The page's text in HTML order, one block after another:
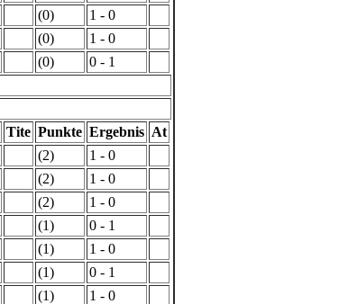
(0)
1 - 0
(0)
1 - 0
(0) 0 - 1
Tite Punkte Ergebnis At
(2)
1 - 0
(2)
1 - 0
(2)
1 - 0
(1)
0 - 1
(1)
1 - 0
(1)
0 - 1
(1)
1 - 0